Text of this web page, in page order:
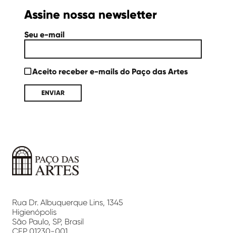
Assine nossa newsletter
Seu e-mail
Aceito receber e-mails do Paço das Artes
Artes
Rua Dr. Albuquerque Lins, 1345
Higienópolis
São Paulo, SP, Brasil
CEP 01230-001